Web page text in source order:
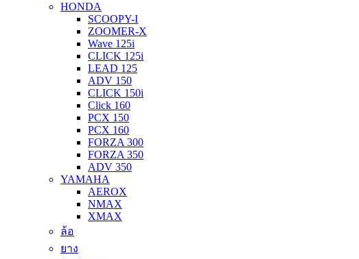
HONDA
SCOOPY-I
ZOOMER-X
Wave 125i
CLICK 125i
LEAD 125
ADV 150
CLICK 150i
Click 160
PCX 150
PCX 160
FORZA 300
FORZA 350
ADV 350
YAMAHA
AEROX
NMAX
XMAX
ล้อ
ยาง